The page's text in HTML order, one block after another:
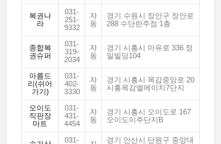
복권나
라
031-
251-
9332
자
동
경기 수원시 장안구 장안로
288 수단란주점 1층
종합복
권슈퍼
031-
319-
2034
자
동
경기 시흥시 마유로 336 정
일빌딩104
아름드
리(쉬어
가기)
031-
402-
3330
자
동
경기 시흥시 목감중앙로 20
시흥목감엘에이치7단지
오이도
직판장
마트
031-
431-
4454
자
동
경기 시흥시 오이도로 167
오이도이주단지B
031-
경기 안산시 단원구 중앙대